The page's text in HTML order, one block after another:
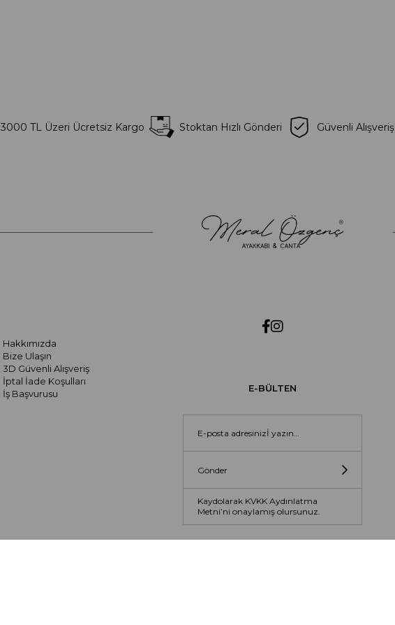
3000 TL Üzeri Ücretsiz Kargo Stoktan Hızlı Gönderi Güvenli Alışveriş
Hakkımızda
Bize Ulaşın
3D Güvenli Alışveriş
İptal İade Koşulları
İş Başvurusu
E-BÜLTEN
Gönder
Kaydolarak KVKK Aydınlatma
Metni’ni onaylamış olursunuz.